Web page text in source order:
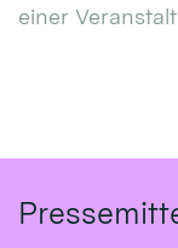
einer